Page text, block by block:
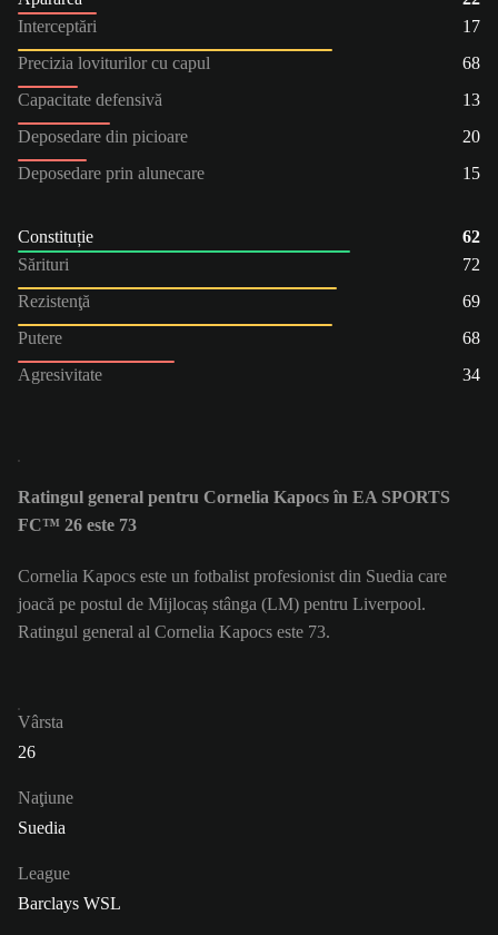
Interceptări
17
Precizia loviturilor cu capul
68
Capacitate defensivă
13
Deposedare din picioare
20
Deposedare prin alunecare
15
Constituție
62
Sărituri
72
Rezistenţă
69
Putere
68
Agresivitate
34
Ratingul general pentru Cornelia Kapocs în EA SPORTS
FC™ 26 este 73
Cornelia Kapocs este un fotbalist profesionist din Suedia care
joacă pe postul de Mijlocaș stânga (LM) pentru Liverpool.
Ratingul general al Cornelia Kapocs este 73.
Vârsta
26
Naţiune
Suedia
League
Barclays WSL